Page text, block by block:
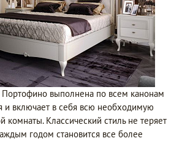
выполнена по всем канонам
и включает в себя всю необходимую
комнаты. Классический стиль не теряет
годом становится все более